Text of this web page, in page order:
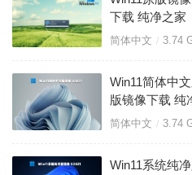
下载 纯净之家
简体中文 3.74
Win11简体中
版镜像下载 纯
简体中文 3.74
Win11系统纯